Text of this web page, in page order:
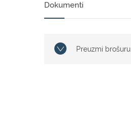
Dokumenti
Preuzmi brošuru